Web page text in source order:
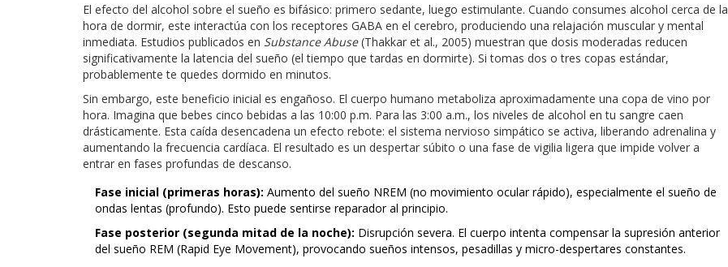
El efecto del alcohol sobre el sueño es bifásico: primero sedante, luego estimulante. Cuando consumes alcohol cerca de la
hora de dormir, este interactúa con los receptores GABA en el cerebro, produciendo una relajación muscular y mental
inmediata. Estudios publicados en Substance Abuse(Thakkar et al., 2005) muestran que dosis moderadas reducen
significativamente la latencia del sueño (el tiempo que tardas en dormirte). Si tomas dos o tres copas estándar,
probablemente te quedes dormido en minutos.
Sin embargo, este beneficio inicial es engañoso. El cuerpo humano metaboliza aproximadamente una copa de vino por
hora. Imagina que bebes cinco bebidas a las 10:00 p.m. Para las 3:00 a.m., los niveles de alcohol en tu sangre caen
drásticamente. Esta caída desencadena un efecto rebote: el sistema nervioso simpático se activa, liberando adrenalina y
aumentando la frecuencia cardíaca. El resultado es un despertar súbito o una fase de vigilia ligera que impide volver a
entrar en fases profundas de descanso.
Fase inicial (primeras horas): Aumento del sueño NREM (no movimiento ocular rápido), especialmente el sueño de
ondas lentas (profundo). Esto puede sentirse reparador al principio.
Fase posterior (segunda mitad de la noche): Disrupción severa. El cuerpo intenta compensar la supresión anterior
del sueño REM (Rapid Eye Movement), provocando sueños intensos, pesadillas y micro-despertares constantes.